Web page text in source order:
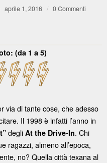
aprile 1, 2016 / 0 Commenti
(da 1 a 5)
via di tante cose, che adesso
Il 1998 è infatti l’anno in
degli At the Drive-In. Chi
ragazzi, almeno all’epoca,
no? Quella città texana al